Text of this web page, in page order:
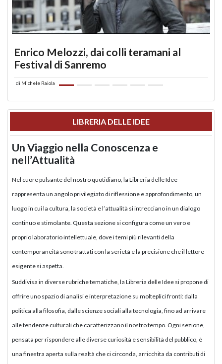
Enrico Melozzi, dai colli teramani al
Festival di Sanremo
di Michele Raiola
LIBRERIA DELLE IDEE
Un Viaggio nella Conoscenza e
nell’Attualità
Nel cuore pulsante del nostro quotidiano, la Libreria delle Idee
rappresenta un angolo privilegiato di riflessione e approfondimento, un
luogo in cui la cultura, la società e l’attualità si intrecciano in un dialogo
continuo e stimolante. Questa sezione si configura come un vero e
proprio laboratorio intellettuale, dove i temi più rilevanti della
contemporaneità sono trattati con la serietà e la precisione che il lettore
esigente si aspetta.
Suddivisa in diverse rubriche tematiche, la Libreria delle Idee si propone di
offrire uno spazio di analisi e interpretazione su molteplici fronti: dalla
politica alla filosofia, dalle scienze sociali alla tecnologia, fino ad arrivare
alle tendenze culturali che caratterizzano il nostro tempo. Ogni sezione,
pensata per rispondere alle diverse curiosità e sensibilità del pubblico, è
una finestra aperta sulla realtà che ci circonda, arricchita da contributi di